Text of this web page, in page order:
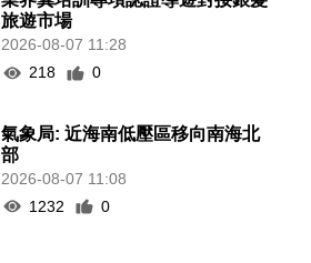
旅遊市場
2026-08-07 11:28
218
0
氣象局: 近海南低壓區移向南海北
部
2026-08-07 11:08
1232
0